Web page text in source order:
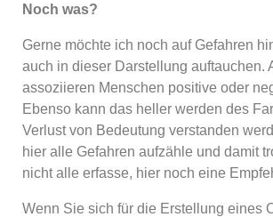
Noch was?
Gerne möchte ich noch auf Gefahren
auch in dieser Darstellung auftauchen.
assoziieren Menschen positive oder
Ebenso kann das heller werden des
Verlust von Bedeutung verstanden
hier alle Gefahren aufzähle und damit
nicht alle erfasse, hier noch eine
Wenn Sie sich für die Erstellung eines